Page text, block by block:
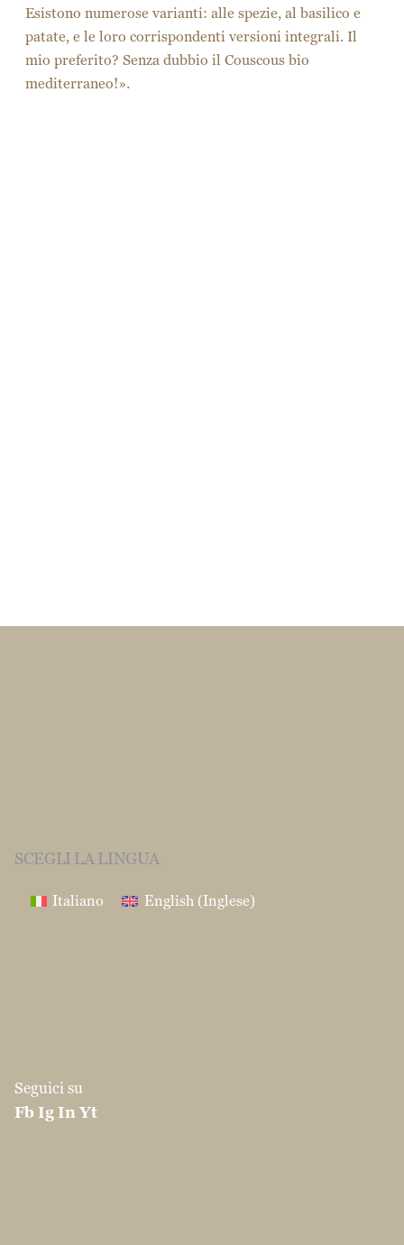
Esistono numerose varianti: alle spezie, al basilico e
patate, e le loro corrispondenti versioni integrali. Il
mio preferito? Senza dubbio il Couscous bio
mediterraneo!».
SCEGLI LA LINGUA
Italiano English(Inglese)
Seguici su
FbIgInYt